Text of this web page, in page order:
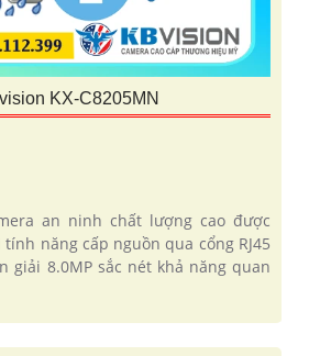
KX-C8205MN
an ninh chất lượng cao được
năng cấp nguồn qua cổng RJ45
giải 8.0MP sắc nét khả năng quan